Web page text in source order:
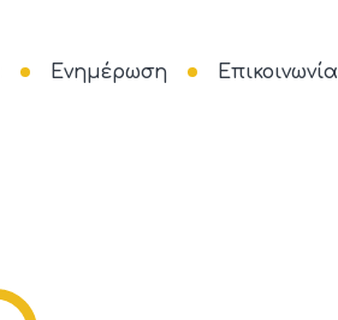
Ενημέρωση Επικοινωνία